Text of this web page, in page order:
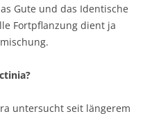
Gute und das Identische
Fortpflanzung dient ja
untersucht seit längerem